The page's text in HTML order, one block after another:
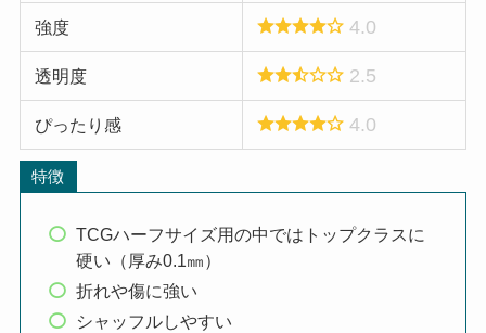
強度 4.0
透明度 2.5
ぴったり感 4.0
特徴
TCGハーフサイズ用の中ではトップクラスに
硬い（厚み0.1㎜）
折れや傷に強い
シャッフルしやすい